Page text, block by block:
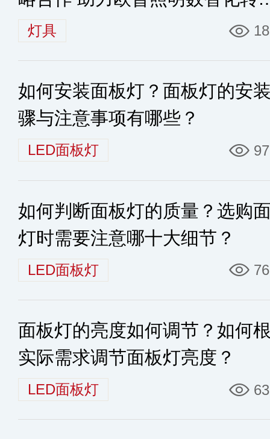
升级
灯具
如何安装面板灯？面板灯的安
骤与注意事项有哪些？
LED面板灯 97
如何判断面板灯的质量？选购
灯时需要注意哪十大细节？
LED面板灯 76
面板灯的亮度如何调节？如何
实际需求调节面板灯亮度？
LED面板灯 63